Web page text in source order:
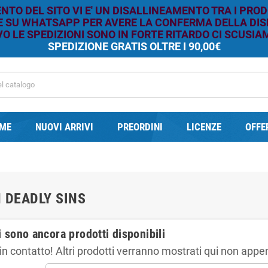
DEL SITO VI E' UN DISALLINEAMENTO TRA I
SU WHATSAPP PER AVERE LA CONFERMA DELLA
LE SPEDIZIONI SONO IN FORTE RITARDO CI
SPEDIZIONE GRATIS OLTRE I 90,00€
NUOVI ARRIVI PREORDINI LICENZE
DEADLY SINS
sono ancora prodotti disponibili
contatto! Altri prodotti verranno mostrati qui non